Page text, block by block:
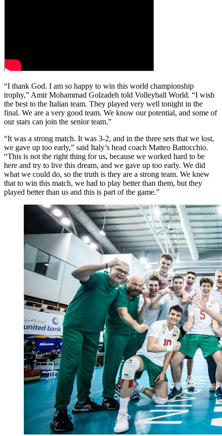
“I thank God. I am so happy to win this world championship
trophy,” Amir Mohammad Golzadeh told Volleyball World. “I wish
the best to the Italian team. They played very well tonight in the
final. We are a very good team. We know our potential, and some of
our stars can join the senior team.”
“It was a strong match. It was 3-2, and in the three sets that we lost,
we gave up too early,” said Italy’s head coach Matteo Battocchio.
“This is not the right thing for us, because we worked hard to be
here and try to live this dream, and we gave up too early. We did
what we could do, so the truth is they are a strong team. We knew
that to win this match, we had to play better than them, but they
played better than us and this is part of the game.”